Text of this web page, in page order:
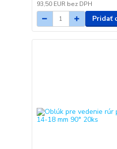
93,50 EUR bez DPH
Pridať